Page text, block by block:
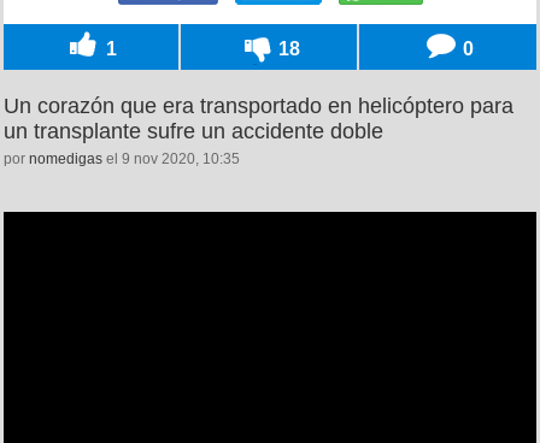
1 18 0
Un corazón que era transportado en helicóptero para
un transplante sufre un accidente doble
por nomedigas el 9 nov 2020, 10:35